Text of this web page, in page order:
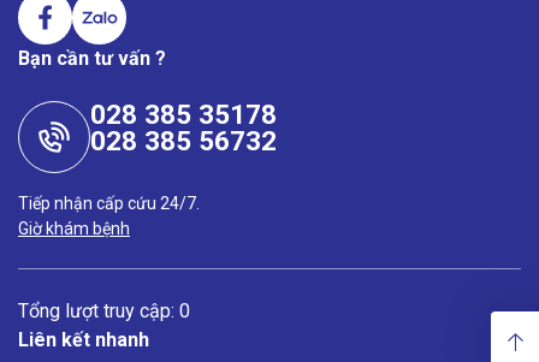
Bạn cần tư vấn ?
028 385 35178
028 385 56732
Tiếp nhận cấp cứu 24/7.
Giờ khám bệnh
Tổng lượt truy cập: 0
Liên kết nhanh